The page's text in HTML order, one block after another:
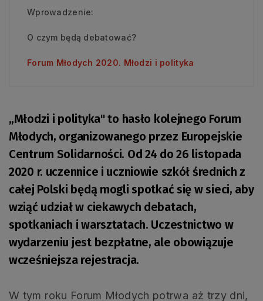
Wprowadzenie:
O czym będą debatować?
Forum Młodych 2020. Młodzi i polityka
„Młodzi i polityka" to hasło kolejnego Forum
Młodych, organizowanego przez Europejskie
Centrum Solidarności. Od 24 do 26 listopada
2020 r. uczennice i uczniowie szkół średnich z
całej Polski będą mogli spotkać się w sieci, aby
wziąć udział w ciekawych debatach,
spotkaniach i warsztatach. Uczestnictwo w
wydarzeniu jest bezpłatne, ale obowiązuje
wcześniejsza rejestracja.
W tym roku Forum Młodych potrwa aż trzy dni,